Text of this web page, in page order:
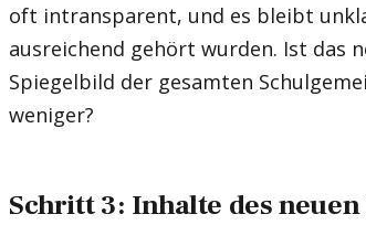
oft intransparent, und es bleibt
ausreichend gehört wurden. Ist das
Spiegelbild der gesamten
weniger?
Schritt 3: Inhalte des